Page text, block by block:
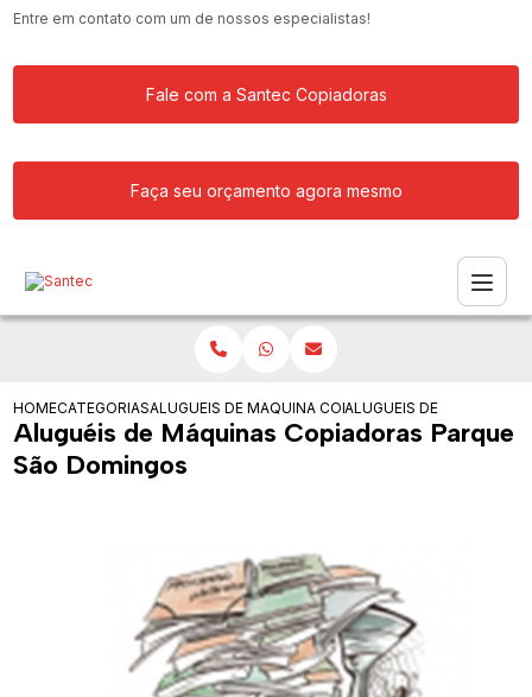
Entre em contato com um de nossos especialistas!
Fale com a Santec Copiadoras
Faça seu orçamento agora mesmo
HOMECATEGORIASALUGUEIS DE COPIADORASMAQUINA COPIADORA COLORIDA PARA
ALUGUEIS DE MAQUINAS
Aluguéis de Máquinas Copiadoras Parque
São Domingos